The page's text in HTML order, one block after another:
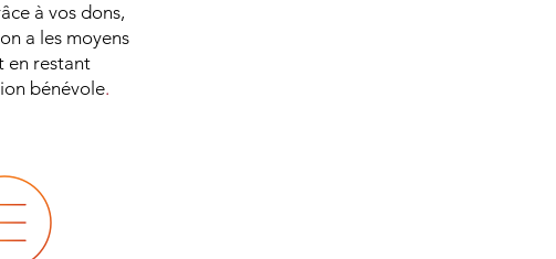
à vos dons,
a les moyens
en restant
bénévole.